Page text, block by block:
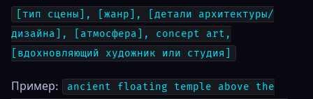
[тип сцены], [жанр], [детали архитектуры/
дизайна], [атмосфера], concept art,
[вдохновляющий художник или студия]
Пример:
ancient floating temple above the